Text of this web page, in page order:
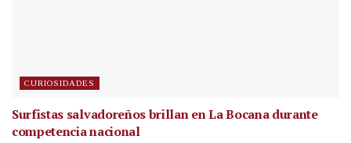
CURIOSIDADES
Surfistas salvadoreños brillan en La Bocana durante
competencia nacional